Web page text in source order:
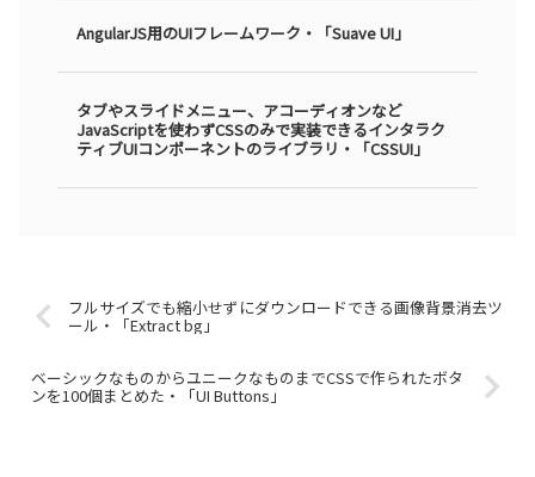
AngularJS用のUIフレームワーク・「Suave UI」
タブやスライドメニュー、アコーディオンなど
JavaScriptを使わずCSSのみで実装できるインタラク
ティブUIコンポーネントのライブラリ・「CSSUI」
フルサイズでも縮小せずにダウンロードできる画像背景消去ツ
ール・「Extract bg」
ベーシックなものからユニークなものまでCSSで作られたボタ
ンを100個まとめた・「UI Buttons」